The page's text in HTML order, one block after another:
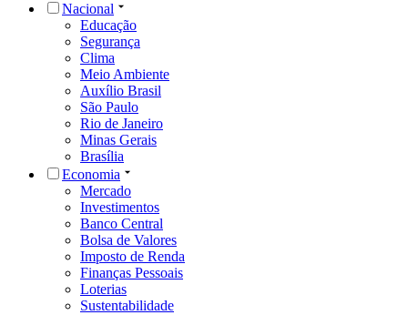
Nacional
Educação
Segurança
Clima
Meio Ambiente
Auxílio Brasil
São Paulo
Rio de Janeiro
Minas Gerais
Brasília
Economia
Mercado
Investimentos
Banco Central
Bolsa de Valores
Imposto de Renda
Finanças Pessoais
Loterias
Sustentabilidade